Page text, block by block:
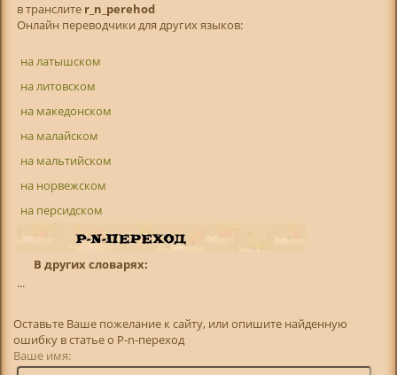
в транслитe r_n_perehod
Онлайн переводчики для других языков:
на латышском
на литовском
на македонском
на малайском
на мальтийском
на норвежском
на персидском
В других словарях:
...
Оставьте Ваше пожелание к сайту, или опишите найденную
ошибку в статье о Р-n-переход
Ваше имя: